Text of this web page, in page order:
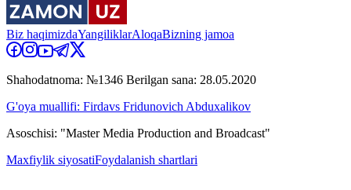
Biz haqimizdaYangiliklarAloqaBizning jamoa
Shahodatnoma: №1346 Berilgan sana: 28.05.2020
G'oya muallifi: Firdavs Fridunovich Abduxalikov
Asoschisi: "Master Media Production and Broadcast"
Maxfiylik siyosatiFoydalanish shartlari